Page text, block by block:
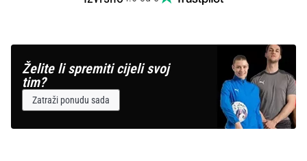
Želite li spremiti cijeli svoj
tim?
Zatraži ponudu sada